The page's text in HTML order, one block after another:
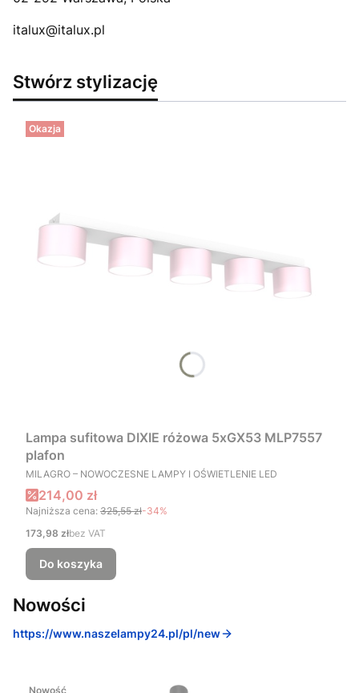
italux@italux.pl
Stwórz stylizację
Okazja
Lampa sufitowa DIXIE różowa 5xGX53 MLP7557
plafon
PRODUCENT
MILAGRO – NOWOCZESNE LAMPY I OŚWIETLENIE LED
Cena promocyjna
214,00 zł
Najniższa cena: 325,55 zł-34%
Cena
173,98 złbez VAT
Do koszyka
Nowości
https://www.naszelampy24.pl/pl/new
Nowość